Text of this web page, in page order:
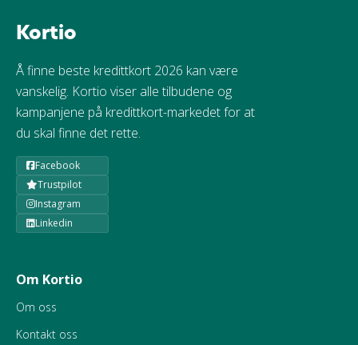
Kortio
Å finne beste kredittkort 2026 kan være
vanskelig. Kortio viser alle tilbudene og
kampanjene på kredittkort-markedet for at
du skal finne det rette.
Facebook
Trustpilot
Instagram
Linkedin
Om Kortio
Om oss
Kontakt oss